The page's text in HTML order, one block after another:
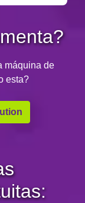
máquina de
esta?